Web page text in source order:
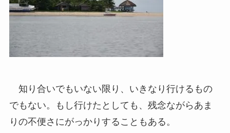
知り合いでもいない限り、いきなり行けるもの
でもない。もし行けたとしても、残念ながらあま
りの不便さにがっかりすることもある。